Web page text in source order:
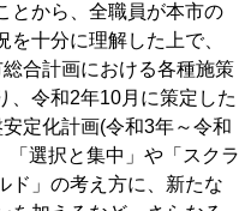
とから、全職員が本市の
を十分に理解した上で、
合計画における各種施策
、令和2年10月に策定した
定化計画(令和3年～令和
「選択と集中」や「スクラ
ド」の考え方に、新たな